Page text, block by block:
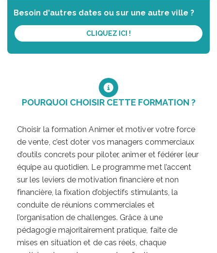
Besoin d'autres dates ou sur une autre ville ?
CLIQUEZ ICI !
POURQUOI CHOISIR CETTE FORMATION ?
Choisir la formation Animer et motiver votre force
de vente, c’est doter vos managers commerciaux
d’outils concrets pour piloter, animer et fédérer leur
équipe au quotidien. Le programme met l’accent
sur les leviers de motivation financière et non
financière, la fixation d’objectifs stimulants, la
conduite de réunions commerciales et
l’organisation de challenges. Grâce à une
pédagogie majoritairement pratique, faite de
mises en situation et de cas réels, chaque